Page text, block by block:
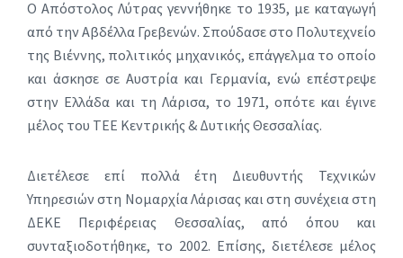
Ο Απόστολος Λύτρας γεννήθηκε το 1935, με καταγωγή
από την Αβδέλλα Γρεβενών. Σπούδασε στο Πολυτεχνείο
της Βιέννης, πολιτικός μηχανικός, επάγγελμα το οποίο
και άσκησε σε Αυστρία και Γερμανία, ενώ επέστρεψε
στην Ελλάδα και τη Λάρισα, το 1971, οπότε και έγινε
μέλος του ΤΕΕ Κεντρικής & Δυτικής Θεσσαλίας.
Διετέλεσε επί πολλά έτη Διευθυντής Τεχνικών
Υπηρεσιών στη Νομαρχία Λάρισας και στη συνέχεια στη
ΔΕΚΕ Περιφέρειας Θεσσαλίας, από όπου και
συνταξιοδοτήθηκε, το 2002. Επίσης, διετέλεσε μέλος